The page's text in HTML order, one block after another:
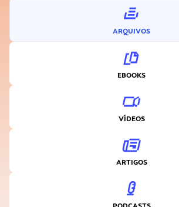
ARQUIVOS
EBOOKS
VÍDEOS
ARTIGOS